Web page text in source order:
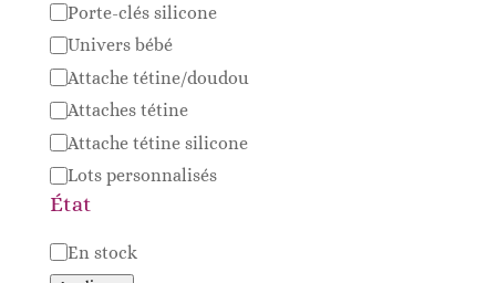
Porte-clés silicone
Univers bébé
Attache tétine/doudou
Attaches tétine
Attache tétine silicone
Lots personnalisés
État
Disponibilité
En stock